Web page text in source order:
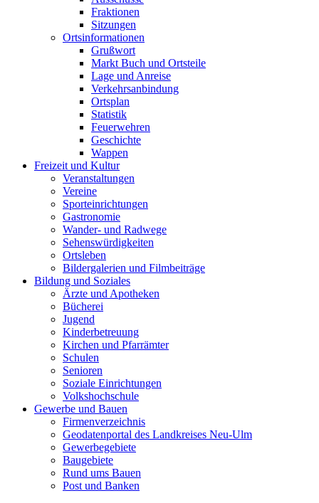
Fraktionen
Sitzungen
Ortsinformationen
Grußwort
Markt Buch und Ortsteile
Lage und Anreise
Verkehrsanbindung
Ortsplan
Statistik
Feuerwehren
Geschichte
Wappen
Freizeit und Kultur
Veranstaltungen
Vereine
Sporteinrichtungen
Gastronomie
Wander- und Radwege
Sehenswürdigkeiten
Ortsleben
Bildergalerien und Filmbeiträge
Bildung und Soziales
Ärzte und Apotheken
Bücherei
Jugend
Kinderbetreuung
Kirchen und Pfarrämter
Schulen
Senioren
Soziale Einrichtungen
Volkshochschule
Gewerbe und Bauen
Firmenverzeichnis
Geodatenportal des Landkreises Neu-Ulm
Gewerbegebiete
Baugebiete
Rund ums Bauen
Post und Banken